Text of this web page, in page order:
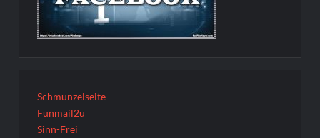
Schmunzelseite
Funmail2u
Sinn-Frei